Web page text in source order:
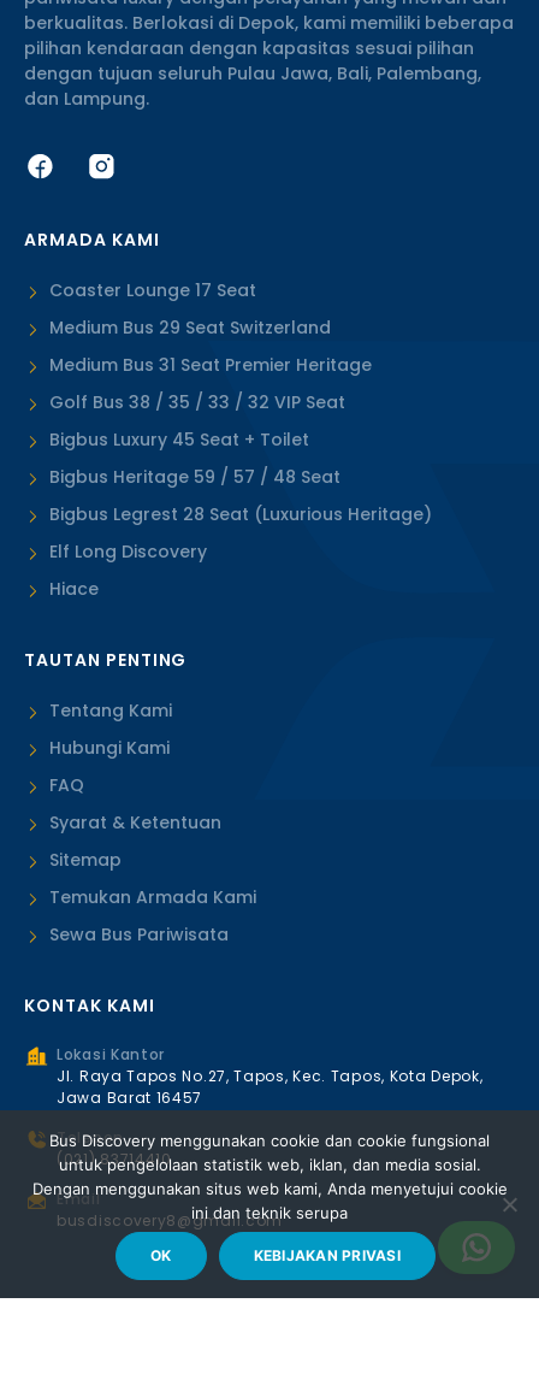
berkualitas. Berlokasi di Depok, kami memiliki beberapa
pilihan kendaraan dengan kapasitas sesuai pilihan
dengan tujuan seluruh Pulau Jawa, Bali, Palembang,
dan Lampung.
ARMADA KAMI
Coaster Lounge 17 Seat
Medium Bus 29 Seat Switzerland
Medium Bus 31 Seat Premier Heritage
Golf Bus 38 / 35 / 33 / 32 VIP Seat
Bigbus Luxury 45 Seat + Toilet
Bigbus Heritage 59 / 57 / 48 Seat
Bigbus Legrest 28 Seat (Luxurious Heritage)
Elf Long Discovery
Hiace
TAUTAN PENTING
Tentang Kami
Hubungi Kami
FAQ
Syarat & Ketentuan
Sitemap
Temukan Armada Kami
Sewa Bus Pariwisata
KONTAK KAMI
Lokasi Kantor
Jl. Raya Tapos No.27, Tapos, Kec. Tapos, Kota Depok,
Jawa Barat 16457
Telepon
(021) 83714410
Email
busdiscovery8@gmail.com
Bus Discovery menggunakan cookie dan cookie fungsional
untuk pengelolaan statistik web, iklan, dan media sosial.
Dengan menggunakan situs web kami, Anda menyetujui cookie
ini dan teknik serupa
OK KEBIJAKAN PRIVASI